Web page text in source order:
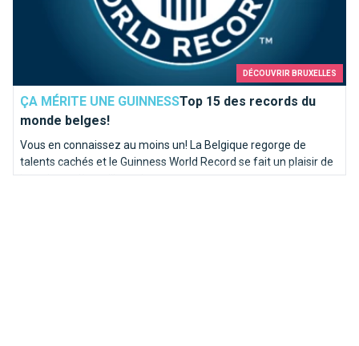
DÉCOUVRIR BRUXELLES
ÇA MÉRITE UNE GUINNESSTop 15 des records du
monde belges!
Vous en connaissez au moins un! La Belgique regorge de
talents cachés et le Guinness World Record se fait un plaisir de
les relever dès qu'il peut!